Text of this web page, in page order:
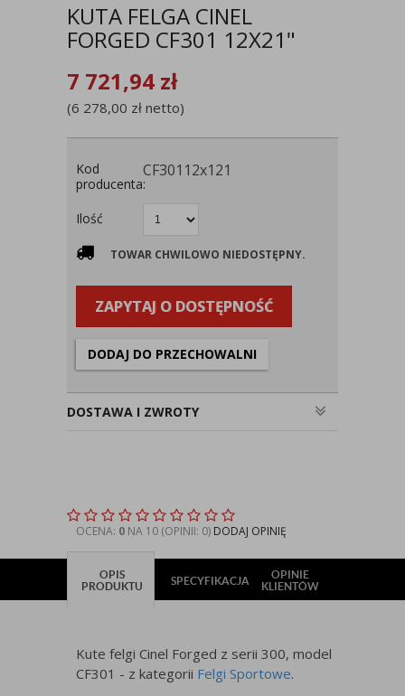
KUTA FELGA CINEL
FORGED CF301 12X21"
7 721,94 zł
(6 278,00 zł netto)
Kod
producenta:
CF30112x121
Ilość
TOWAR CHWILOWO NIEDOSTĘPNY.
ZAPYTAJ O DOSTĘPNOŚĆ
DODAJ DO PRZECHOWALNI
DOSTAWA I ZWROTY
OCENA: 0 NA 10 (OPINII: 0) DODAJ OPINIĘ
OPIS
PRODUKTU
SPECYFIKACJA
OPINIE
KLIENTÓW
Kute felgi Cinel Forged z serii 300, model
CF301 - z kategorii Felgi Sportowe.